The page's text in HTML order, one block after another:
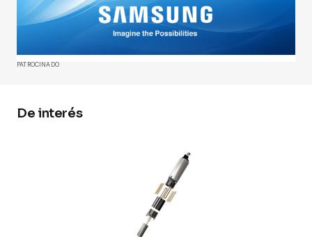
marcados con*
Comment*
Guarda mi nombre, correo electrónico y web en
este navegador para la próxima vez que
PATROCINADO
De interés